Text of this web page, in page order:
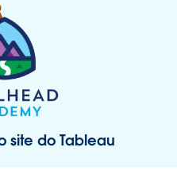
site do Tableau